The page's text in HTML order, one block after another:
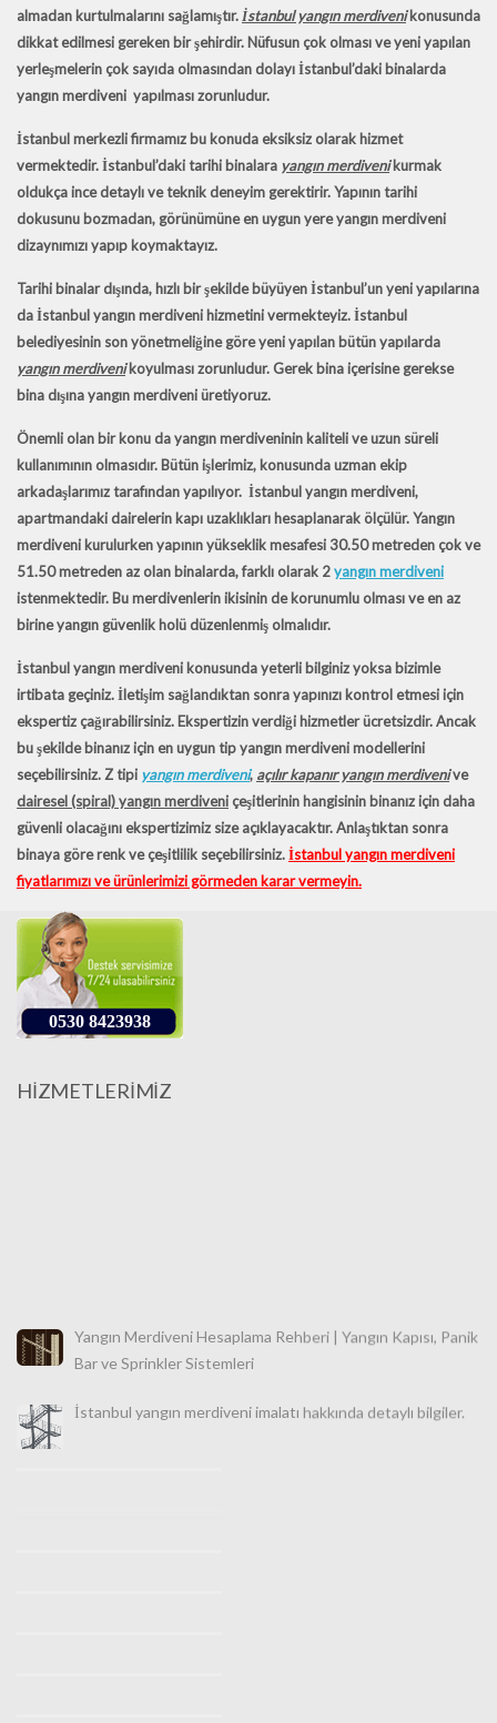
almadan kurtulmalarını sağlamıştır. İstanbul yangın merdivenikonusunda
dikkat edilmesi gereken bir şehirdir. Nüfusun çok olması ve yeni yapılan
yerleşmelerin çok sayıda olmasından dolayı İstanbul’daki binalarda
yangın merdiveni yapılması zorunludur.
İstanbul merkezli firmamız bu konuda eksiksiz olarak hizmet
vermektedir. İstanbul’daki tarihi binalara yangın merdivenikurmak
oldukça ince detaylı ve teknik deneyim gerektirir. Yapının tarihi
dokusunu bozmadan, görünümüne en uygun yere yangın merdiveni
dizaynımızı yapıp koymaktayız.
Tarihi binalar dışında, hızlı bir şekilde büyüyen İstanbul’un yeni yapılarına
da İstanbul yangın merdiveni hizmetini vermekteyiz. İstanbul
belediyesinin son yönetmeliğine göre yeni yapılan bütün yapılarda
yangın merdivenikoyulması zorunludur. Gerek bina içerisine gerekse
bina dışına yangın merdiveni üretiyoruz.
Önemli olan bir konu da yangın merdiveninin kaliteli ve uzun süreli
kullanımının olmasıdır. Bütün işlerimiz, konusunda uzman ekip
arkadaşlarımız tarafından yapılıyor. İstanbul yangın merdiveni,
apartmandaki dairelerin kapı uzaklıkları hesaplanarak ölçülür. Yangın
merdiveni kurulurken yapının yükseklik mesafesi 30.50 metreden çok ve
51.50 metreden az olan binalarda, farklı olarak 2yangın merdiveni
istenmektedir. Bu merdivenlerin ikisinin de korunumlu olması ve en az
birine yangın güvenlik holü düzenlenmiş olmalıdır.
İstanbul yangın merdiveni konusunda yeterli bilginiz yoksa bizimle
irtibata geçiniz. İletişim sağlandıktan sonra yapınızı kontrol etmesi için
ekspertiz çağırabilirsiniz. Ekspertizin verdiği hizmetler ücretsizdir. Ancak
bu şekilde binanız için en uygun tip yangın merdiveni modellerini
seçebilirsiniz. Z tipi yangın merdiveni, açılır kapanır yangın merdivenive
dairesel (spiral) yangın merdiveni çeşitlerinin hangisinin binanız için daha
güvenli olacağını ekspertizimiz size açıklayacaktır. Anlaştıktan sonra
binaya göre renk ve çeşitlilik seçebilirsiniz.İstanbul yangın merdiveni
fiyatlarımızı ve ürünlerimizi görmeden karar vermeyin.
0530 8423938
HİZMETLERİMİZ
Bar ve Sprinkler Sistemleri